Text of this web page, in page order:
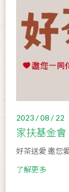
2023 / 08 / 22
家扶基金
好茶送愛 邀您
了解更多